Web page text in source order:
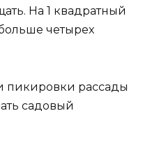
На 1 квадратный
четырех
рассады
садовый